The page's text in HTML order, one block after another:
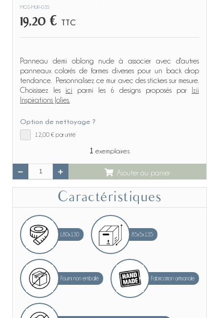
MOS-MUR-035
19,20 € TTC
Panneau demi oblong nude à associer avec d'autres
panneaux colorés de formes diverses pour un back drop
tendance. Personnalisez ce mur avec des stickers sur mesure.
Choisissez les ici parmi les 6 designs proposés par
Izii
Inspirations Jolies.
Option de nettoyage ?
12,00 € par unité
1 exemplaires
Ajouter au panier
Caractéristiques
L80x130 85x5x135
Fourni non emballé Fabrication artisanale